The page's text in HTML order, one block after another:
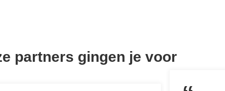
partners gingen je voor